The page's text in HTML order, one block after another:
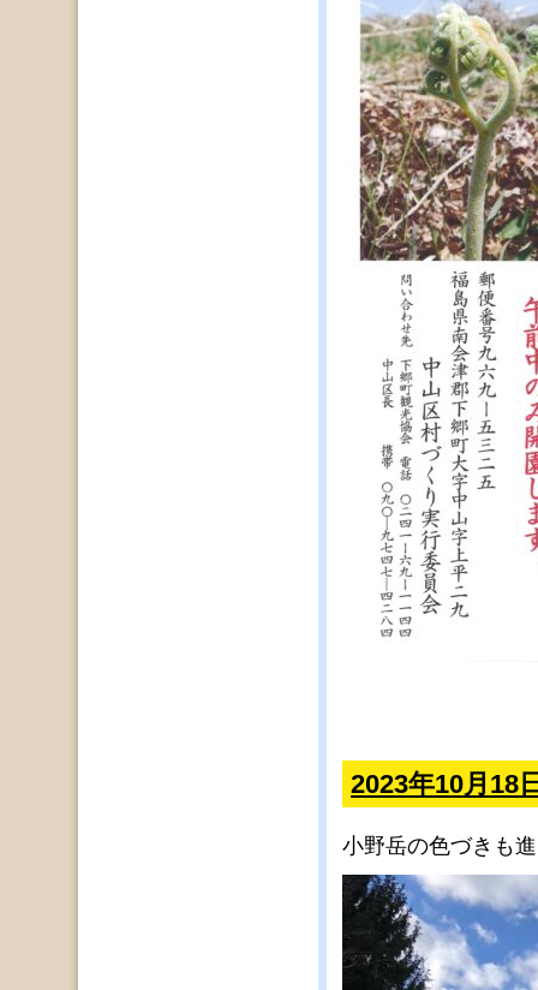
2023年10月18
小野岳の色づきも